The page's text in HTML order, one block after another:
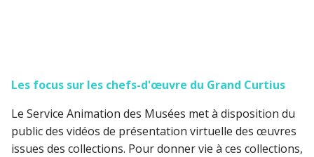
Les focus sur les chefs-d'œuvre du Grand Curtius
Le Service Animation des Musées met à disposition du
public des vidéos de présentation virtuelle des œuvres
issues des collections. Pour donner vie à ces collections,